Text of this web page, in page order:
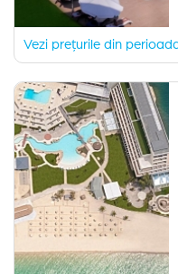
Vezi prețurile din